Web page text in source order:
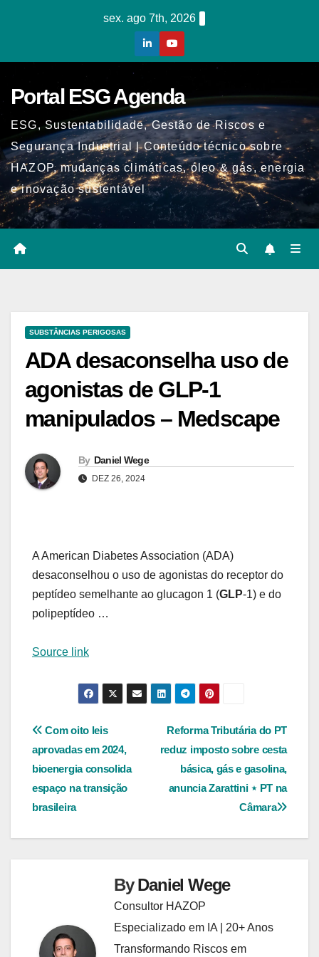
sex. ago 7th, 2026
Portal ESG Agenda
ESG, Sustentabilidade, Gestão de Riscos e
Segurança Industrial | Conteúdo técnico sobre
HAZOP, mudanças climáticas, óleo & gás, energia
e inovação sustentável
SUBSTÂNCIAS PERIGOSAS
ADA desaconselha uso de
agonistas de GLP-1
manipulados – Medscape
By Daniel Wege
DEZ 26, 2024
A American Diabetes Association (ADA)
desaconselhou o uso de agonistas do receptor do
peptídeo semelhante ao glucagon 1 (GLP-1) e do
polipeptídeo …
Source link
Navegação
de
Post
Reforma Tributária do PT
reduz imposto sobre cesta
básica, gás e gasolina,
anuncia Zarattini ⋆ PT na
Câmara
Com oito leis
aprovadas em 2024,
bioenergia consolida
espaço na transição
brasileira
ByDaniel Wege
Consultor HAZOP
Especializado em IA | 20+ Anos
Transformando Riscos em